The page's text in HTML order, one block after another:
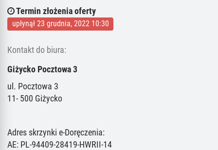
Termin złożenia oferty
upłynął 23 grudnia, 2022 10:30
Kontakt do biura:
Giżycko Pocztowa 3
ul. Pocztowa 3
11- 500 Giżycko
Adres skrzynki e-Doręczenia:
AE: PL-94409-28419-HWRII-14